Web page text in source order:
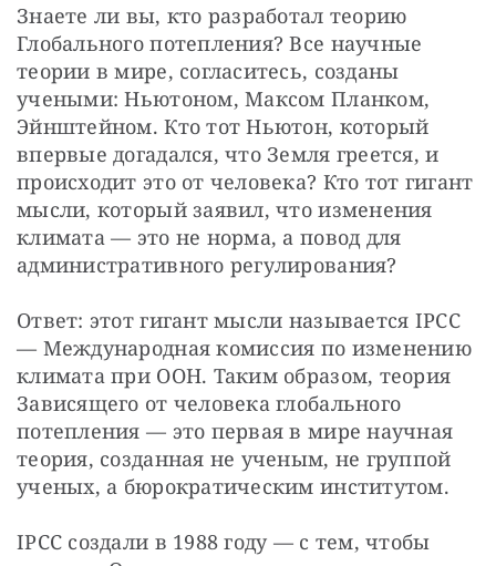
Знаете ли вы, кто разработал теорию
Глобального потепления? Все научные
теории в мире, согласитесь, созданы
учеными: Ньютоном, Максом Планком,
Эйнштейном. Кто тот Ньютон, который
впервые догадался, что Земля греется, и
происходит это от человека? Кто тот гигант
мысли, который заявил, что изменения
климата — это не норма, а повод для
административного регулирования?
Ответ: этот гигант мысли называется IPCC
— Международная комиссия по изменению
климата при ООН. Таким образом, теория
Зависящего от человека глобального
потепления — это первая в мире научная
теория, созданная не ученым, не группой
ученых, а бюрократическим институтом.
IPCC создали в 1988 году — с тем, чтобы